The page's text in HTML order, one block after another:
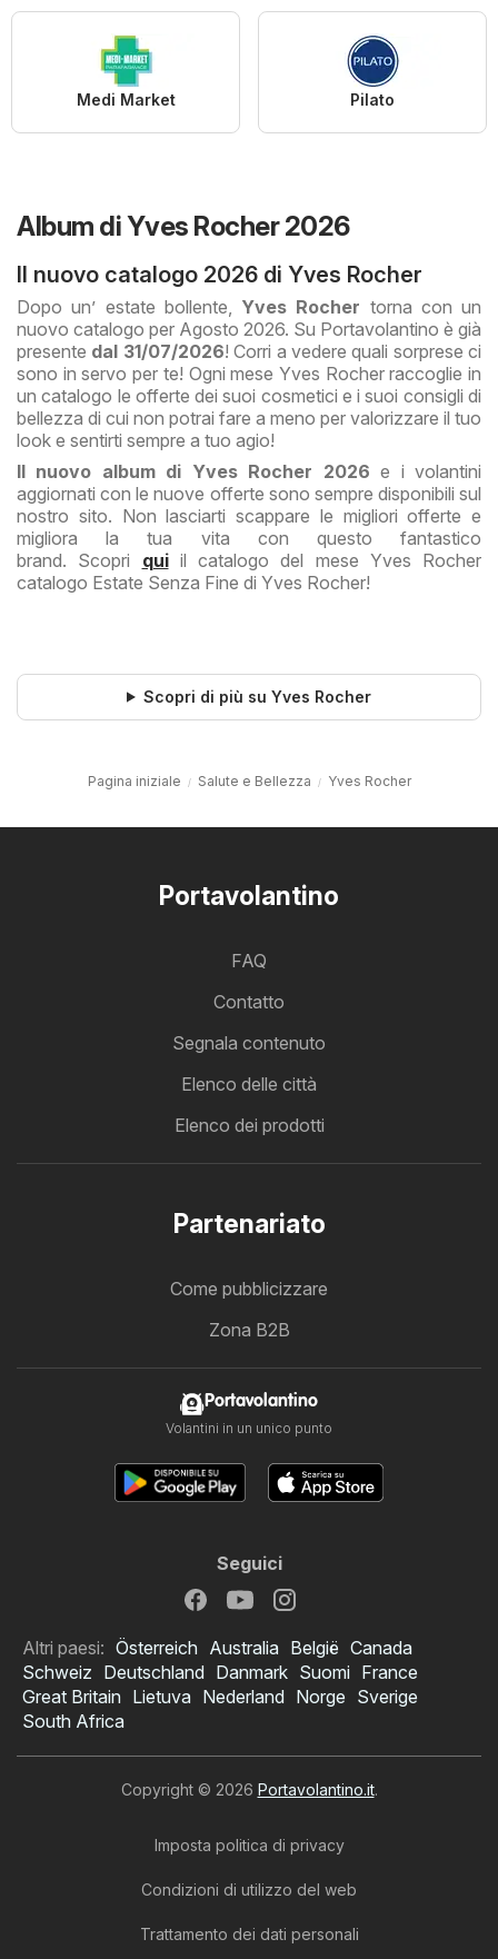
Medi Market Pilato
Album di Yves Rocher 2026
Il nuovo catalogo 2026 di Yves Rocher
Dopo un’ estate bollente, Yves Rocher torna con un
nuovo catalogo per Agosto 2026. Su Portavolantino è già
presente dal 31/07/2026! Corri a vedere quali sorprese ci
sono in servo per te! Ogni mese Yves Rocher raccoglie in
un catalogo le offerte dei suoi cosmetici e i suoi consigli di
bellezza di cui non potrai fare a meno per valorizzare il tuo
look e sentirti sempre a tuo agio!
Il nuovo album di Yves Rocher 2026e i volantini
aggiornati con le nuove offerte sono sempre disponibili sul
nostro sito. Non lasciarti scappare le migliori offerte e
migliora la tua vita con questo fantastico
brand. Scopri quiil catalogo del mese Yves Rocher
catalogo Estate Senza Fine di Yves Rocher!
Scopri di più su Yves Rocher
Volantino Yves Rocher
Pagina iniziale Salute e Bellezza Yves Rocher
Portavolantino
FAQ
Contatto
Segnala contenuto
Elenco delle città
Elenco dei prodotti
Partenariato
Come pubblicizzare
Zona B2B
Portavolantino
Volantini in un unico punto
Seguici
Altri paesi: Österreich Australia België Canada
Schweiz Deutschland Danmark Suomi France
Great Britain Lietuva Nederland Norge Sverige
South Africa
Copyright © 2026 Portavolantino.it.
Imposta politica di privacy
Condizioni di utilizzo del web
Trattamento dei dati personali